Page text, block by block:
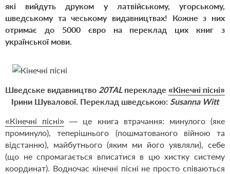
які вийдуть друком у латвійському, угорському,
шведському та чеському видавництвах! Кожне з них
отримає до 5000 євро на переклад цих книг з
української мови.
Шведське видавництво 20TALперекладе «Кінечні пісні»
Ірини Шувалової. Переклад шведською: Susanna Witt
«Кінечні пісні» — це книга втрачання: минулого (яке
проминуло), теперішнього (пошматованого війною та
відстанню), майбутнього (яким ми його уявляли), себе
(що не спромагається вписатися в цю хистку систему
координат). Водночас кінечні пісні не просто співаються